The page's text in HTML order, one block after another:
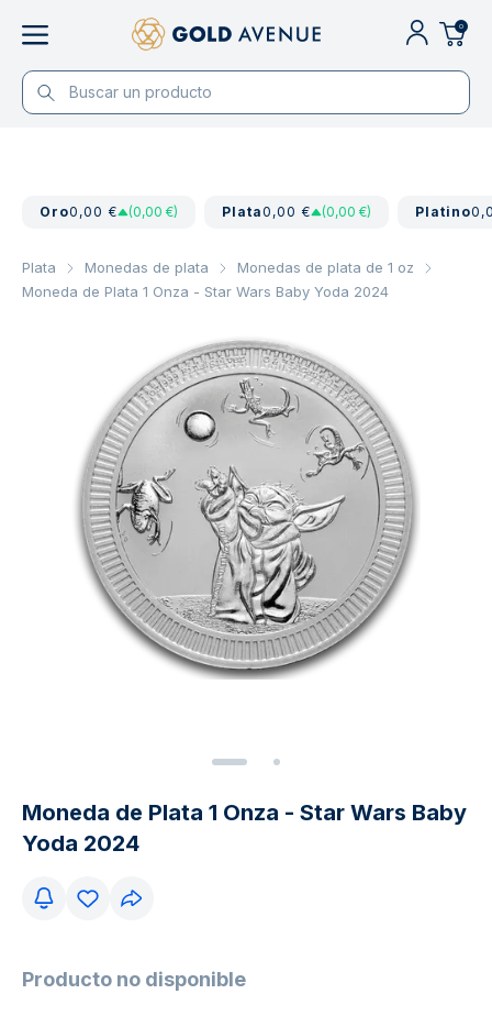
0
Oro0,00 € (0,00 €) Plata0,00 € (0,00 €) Platino
Plata Monedas de plata
Monedas de plata de 1 oz
Moneda de Plata 1 Onza - Star Wars Baby Yoda 2024
Moneda de Plata 1 Onza - Star Wars Baby
Yoda 2024
Producto no disponible